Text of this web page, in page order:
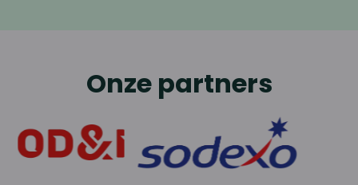
Onze partners